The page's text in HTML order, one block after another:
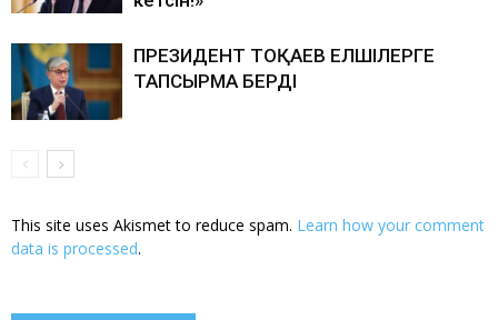
ПРЕЗИДЕНТ ТОҚАЕВ ЕЛШІЛЕРГЕ
ТАПСЫРМА БЕРДІ
This site uses Akismet to reduce spam. Learn how your comment
data is processed.